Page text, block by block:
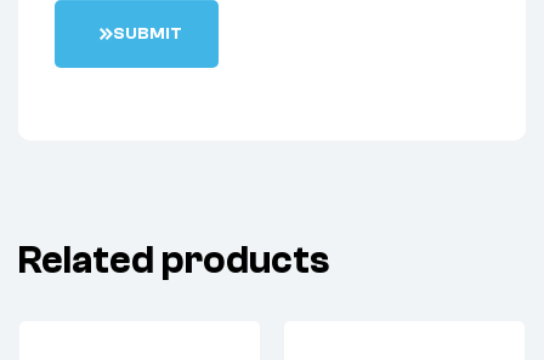
SUBMIT
Related products